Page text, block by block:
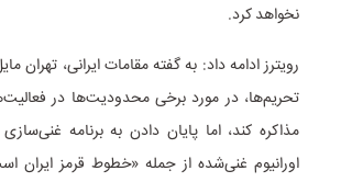
نخواهد کرد.
رویترز ادامه داد: به گفته مقامات ایرانی، تهران
تحریم‌ها، در مورد برخی محدودیت‌ها در
مذاکره کند، اما پایان دادن به برنامه
اورانیوم غنی‌شده از جمله «خطوط قرمز ایران